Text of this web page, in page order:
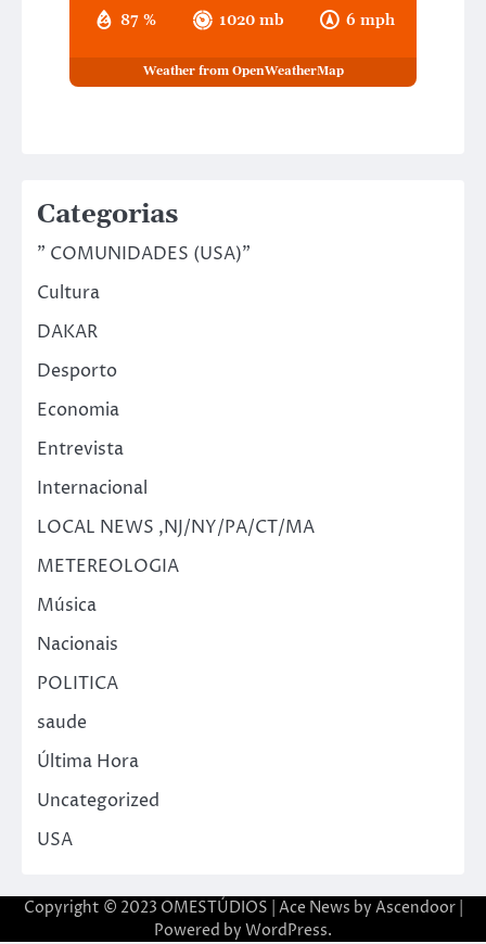
87 % 1020 mb 6 mph
Weather from OpenWeatherMap
Categorias
" COMUNIDADES (USA)"
Cultura
DAKAR
Desporto
Economia
Entrevista
Internacional
LOCAL NEWS ,NJ/NY/PA/CT/MA
METEREOLOGIA
Música
Nacionais
POLITICA
saude
Última Hora
Uncategorized
USA
Copyright © 2023 OMESTÚDIOS | Ace News by Ascendoor|
Powered by WordPress.